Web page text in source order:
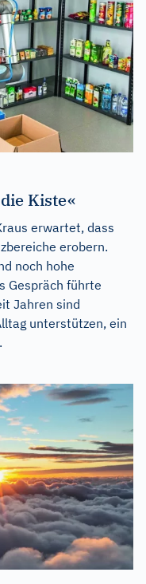
Kiste«
erwartet, dass
erobern.
noch hohe
Gespräch führte
Jahren sind
unterstützen, ein